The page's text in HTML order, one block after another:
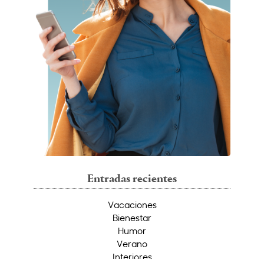
Entradas recientes
Vacaciones
Bienestar
Humor
Verano
Interiores